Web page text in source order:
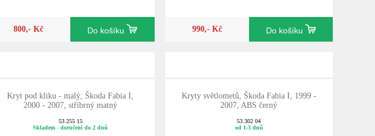
800,- Kč Do košíku 990,- Kč Do košíku
Kryt pod kliku - malý, Škoda Fabia I,
2000 - 2007, stříbrný matný
53.255 15
Skladem - doručení do 2 dnů
Kryty světlometů, Škoda Fabia I, 1999 -
2007, ABS černý
53.302 04
od 1-3 dnů